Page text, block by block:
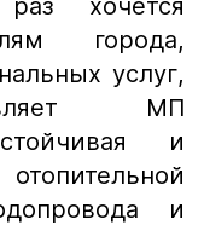
хочется
города,
услуг,
МП
и
и